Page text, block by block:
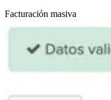
Facturación masiva